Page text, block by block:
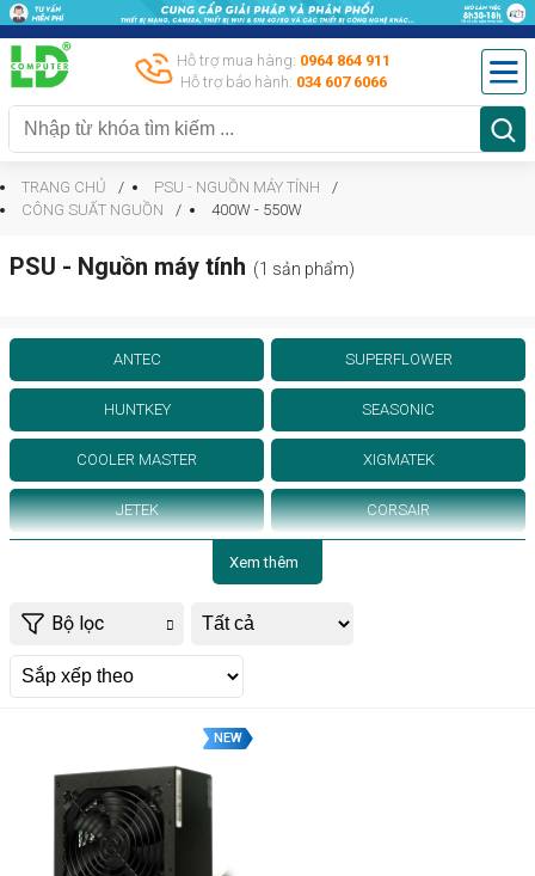
Hỗ trợ mua hàng: 0964 864 911
Hỗ trợ bảo hành: 034 607 6066
TRANG CHỦ
PSU - NGUỒN MÁY TÍNH
CÔNG SUẤT NGUỒN
400W - 550W
PSU - Nguồn máy tính (1 sản phẩm)
ANTEC SUPERFLOWER
HUNTKEY SEASONIC
COOLER MASTER XIGMATEK
JETEK CORSAIR
Xem thêm
Bộ lọc
NEW